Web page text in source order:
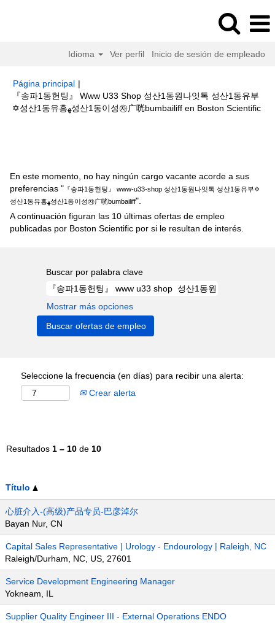
Idioma Ver perfil Inicio de sesión de empleado
Página principal |
『송파1동헌팅』 Www U33 Shop 성산1동원나잇톡 성산1동유부
✡성산1동유흥ﻬ성산1동이성㉶ㄬ咣bumbailiff en Boston Scientific
En este momento, no hay ningún cargo vacante acorde a sus
preferencias " 『송파1동헌팅』 www-u33-shop 성산1동원나잇톡 성산1동유부✡
성산1동유흥ﻬ성산1동이성㉶ㄬ咣bumbailiff".
A continuación figuran las 10 últimas ofertas de empleo
publicadas por Boston Scientific por si le resultan de interés.
Buscar por palabra clave
Mostrar más opciones
Seleccione la frecuencia (en días) para recibir una alerta:
Crear alerta
Resultados 1 – 10 de 10
Título
心脏介入-(高级)产品专员-巴彦淖尔
Bayan Nur, CN
Capital Sales Representative | Urology - Endourology | Raleigh, NC
Raleigh/Durham, NC, US, 27601
Service Development Engineering Manager
Yokneam, IL
Supplier Quality Engineer III - External Operations ENDO